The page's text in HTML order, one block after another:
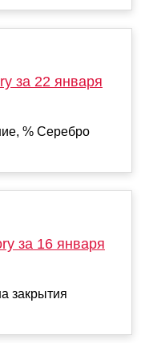
за 22 января
% Серебро
за 16 января
закрытия